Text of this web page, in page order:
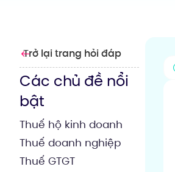
Trở lại trang hỏi đáp
Các chủ đề nổi
bật
Thuế hộ kinh doanh
Thuế doanh nghiệp
Thuế GTGT